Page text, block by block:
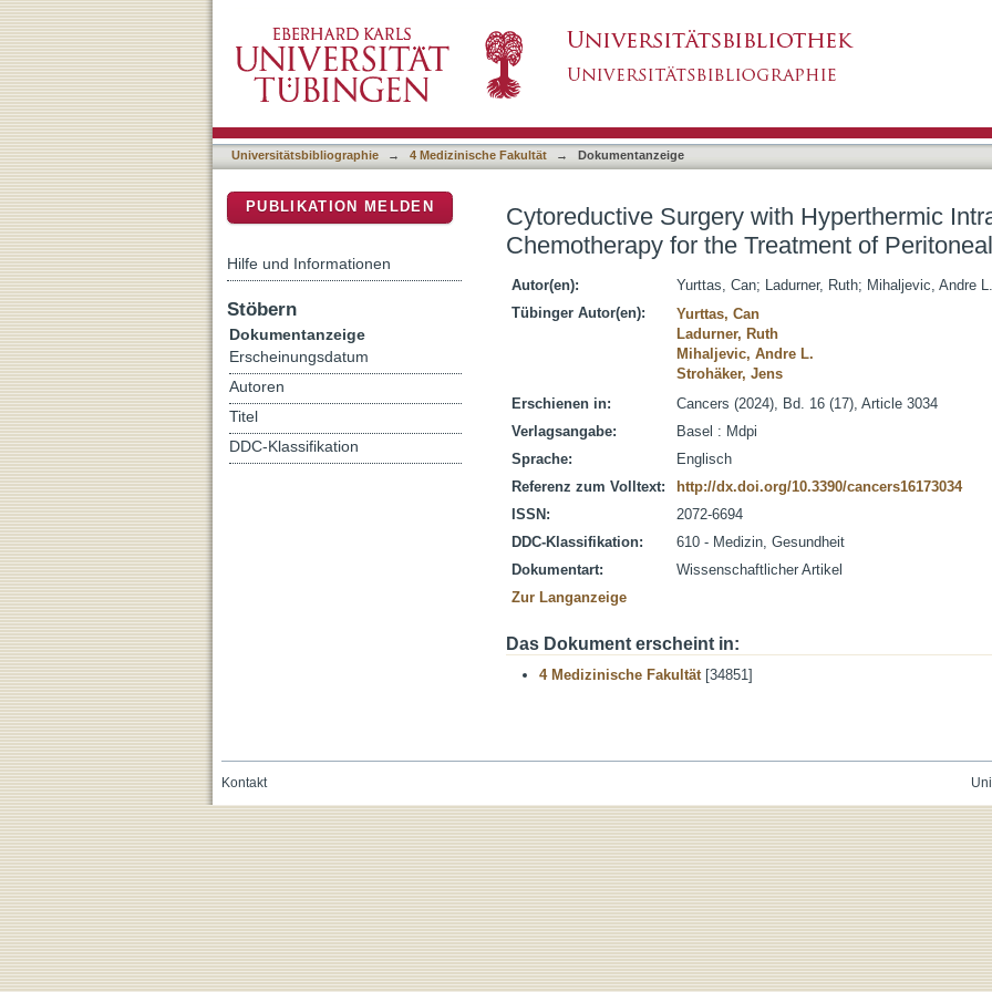
Peritoneal Sarcomatosis
Universitätsbibliographie → 4 Medizinische Fakultät → Dokumentanzeige
Cytoreductive Surgery with Hyperthermic
Chemotherapy for the Treatment of
Autor(en): Yurttas, Can; Ladurner, Ruth; Mihaljevic, Andre L.
Tübinger Autor(en):
Yurttas, Can
Ladurner, Ruth
Mihaljevic, Andre L.
Strohäker, Jens
Erschienen in:
Cancers (2024), Bd. 16 (17), Article 3034
Verlagsangabe:
Basel : Mdpi
Sprache:
Englisch
Referenz zum Volltext:
http://dx.doi.org/10.3390/cancers16173034
ISSN:
2072-6694
DDC-Klassifikation:
610 - Medizin, Gesundheit
Dokumentart:
Wissenschaftlicher Artikel
Zur Langanzeige
Das Dokument erscheint in:
4 Medizinische Fakultät[34851]
PUBLIKATION MELDEN
Hilfe und Informationen
Stöbern
Dokumentanzeige
Erscheinungsdatum
Autoren
Titel
DDC-Klassifikation
Kontakt